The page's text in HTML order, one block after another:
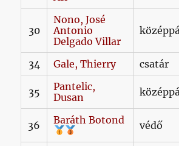
30
Nono, José
Antonio
Delgado Villar
34 Gale, Thierry csatár
35
Pantelic,
Dusan
36 Baráth Botond védő